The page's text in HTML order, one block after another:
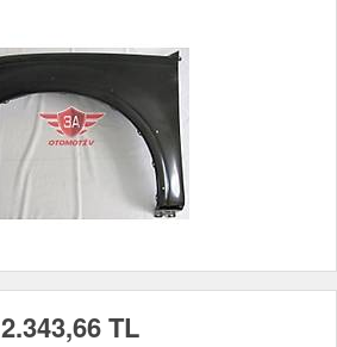
2.343,66 TL